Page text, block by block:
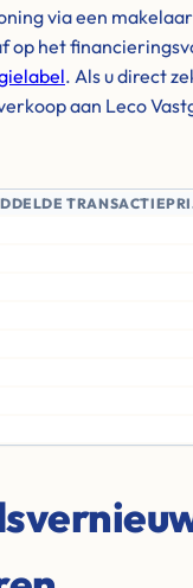
via een
op het
. Als u direct
aan Leco